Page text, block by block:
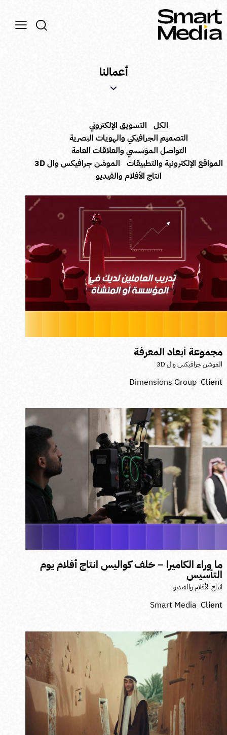
أعمالنا
الكل
التسويق الإلكتروني
التصميم الجرافيكي والهويات البصرية
التواصل المؤسسي والعلاقات العامة
الإلكترونية والتطبيقات
الموشن جرافيكس وال 3D
انتاج الأفلام والفيديو
مجموعة أبعاد المعرفة
الموشن جرافيكس وال 3D
Client
Dimensions Group
ما وراء الكاميرا – خلف كواليس انتاج أفلام يوم
التأسيس
انتاج الأفلام والفيديو
Client
Smart Media